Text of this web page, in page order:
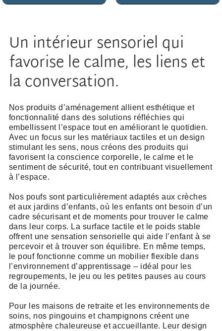
Un intérieur sensoriel qui
favorise le calme, les liens et
la conversation.
Nos produits d’aménagement allient esthétique et
fonctionnalité dans des solutions réfléchies qui
embellissent l’espace tout en améliorant le quotidien.
Avec un focus sur les matériaux tactiles et un design
stimulant les sens, nous créons des produits qui
favorisent la conscience corporelle, le calme et le
sentiment de sécurité, tout en contribuant visuellement
à l’espace.
Nos poufs sont particulièrement adaptés aux crèches
et aux jardins d’enfants, où les enfants ont besoin d’un
cadre sécurisant et de moments pour trouver le calme
dans leur corps. La surface tactile et le poids stable
offrent une sensation sensorielle qui aide l’enfant à se
percevoir et à trouver son équilibre. En même temps,
le pouf fonctionne comme un mobilier flexible dans
l’environnement d’apprentissage – idéal pour les
regroupements, le jeu ou les petites pauses au cours
de la journée.
Pour les maisons de retraite et les environnements de
soins, nos pingouins et champignons créent une
atmosphère chaleureuse et accueillante. Leur design